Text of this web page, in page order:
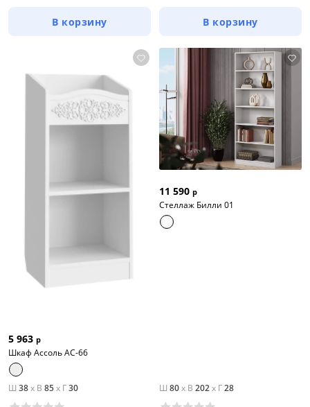
В корзину В корзину
5 963 р
Шкаф Ассоль АС-66
Ш 38x В 85x Г30
11 590 р
Стеллаж Билли 01
Ш 80x В 202x Г28